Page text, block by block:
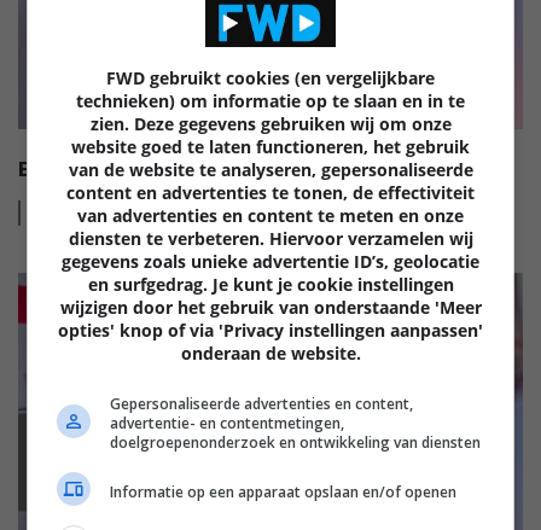
EISA HI-FI AWARDS 2022-2023
meer
FWD gebruikt cookies (en vergelijkbare
technieken) om informatie op te slaan en in te
zien. Deze gegevens gebruiken wij om onze
website goed te laten functioneren, het gebruik
van de website te analyseren, gepersonaliseerde
content en advertenties te tonen, de effectiviteit
van advertenties en content te meten en onze
diensten te verbeteren. Hiervoor verzamelen wij
gegevens zoals unieke advertentie ID’s, geolocatie
en surfgedrag. Je kunt je cookie instellingen
wijzigen door het gebruik van onderstaande 'Meer
opties' knop of via 'Privacy instellingen aanpassen'
onderaan de website.
Gepersonaliseerde advertenties en content,
advertentie- en contentmetingen,
doelgroepenonderzoek en ontwikkeling van diensten
Informatie op een apparaat opslaan en/of openen